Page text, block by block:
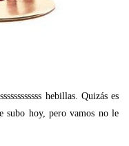
hebillas. Quizás es
subo hoy, pero vamos no le